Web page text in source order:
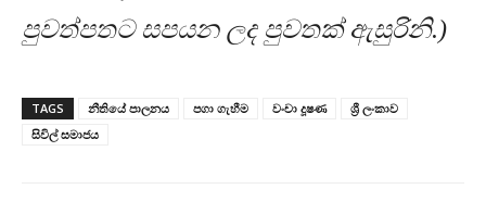
පුවත්පතට සපයන ලද පුවතක් ඇසුරිනි.)
TAGS නීතියේ පාලනය පගා ගැහීම වංචා දූෂණ
ශ්‍රී ලංකාව
සිවිල් සමාජය